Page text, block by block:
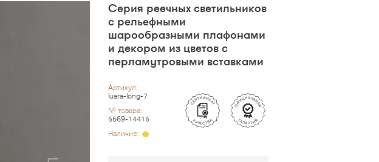
Серия реечных светильников
с рельефными
шарообразными плафонами
и декором из цветов с
перламутровыми вставками
Артикул:
luara-long-7
№ товара:
5569-14415
Наличие: